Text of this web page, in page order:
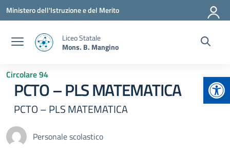
Vai ai contenuti
Vai al menu di navigazione
Vai al footer
Ministero dell'Istruzione e del Merito
Liceo Statale
Mons. B. Mangino
Circolare 94
PCTO – PLS MATEMATICA
PCTO – PLS MATEMATICA
Personale scolastico